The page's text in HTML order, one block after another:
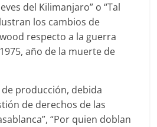
del Kilimanjaro” o “Tal
los cambios de
respecto a la guerra
año de la muerte de
producción, debida
de derechos de las
“Por quien doblan